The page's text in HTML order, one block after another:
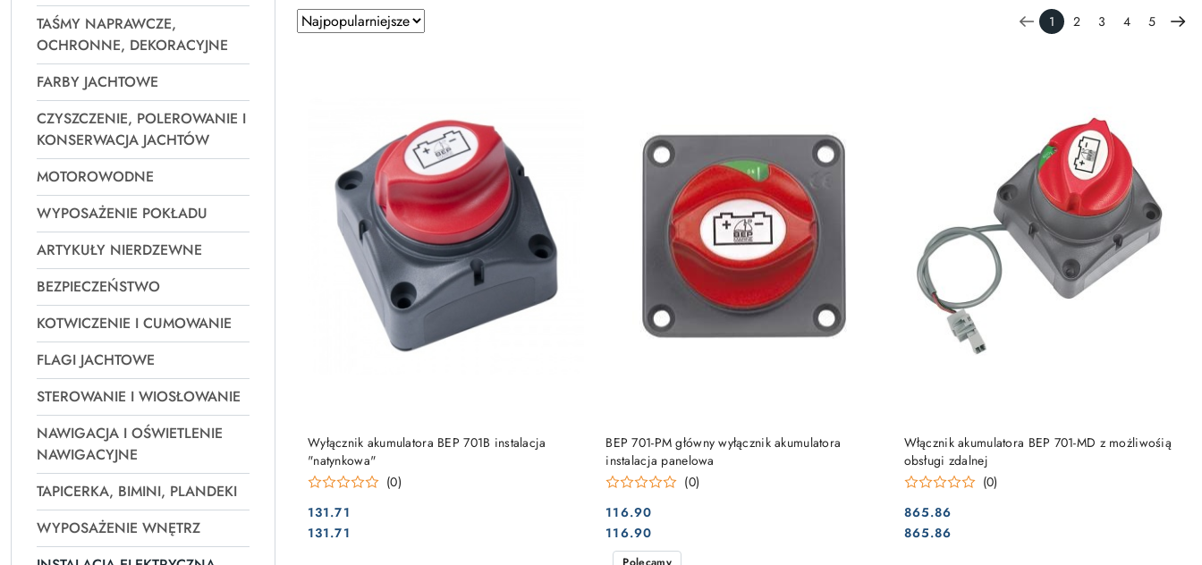
TAŚMY NAPRAWCZE,
OCHRONNE, DEKORACYJNE
FARBY JACHTOWE
CZYSZCZENIE, POLEROWANIE I
KONSERWACJA JACHTÓW
MOTOROWODNE
WYPOSAŻENIE POKŁADU
ARTYKUŁY NIERDZEWNE
BEZPIECZEŃSTWO
KOTWICZENIE I CUMOWANIE
FLAGI JACHTOWE
STEROWANIE I WIOSŁOWANIE
NAWIGACJA I OŚWIETLENIE
NAWIGACYJNE
TAPICERKA, BIMINI, PLANDEKI
WYPOSAŻENIE WNĘTRZ
Zastosowano
sortowanie:
Sortuj
według
1 2 3 4 5
Wyłącznik akumulatora BEP 701B instalacja
"natynkowa"
(0)
Cena:
131.71
Cena:
131.71
DO KOSZYKA
BEP 701-PM główny wyłącznik akumulatora
instalacja panelowa
(0)
Cena:
116.90
Cena:
116.90
DO KOSZYKA
Włącznik akumulatora BEP 701-MD z możliwośią
obsługi zdalnej
(0)
Cena:
865.86
Cena:
865.86
DO KOSZYKA